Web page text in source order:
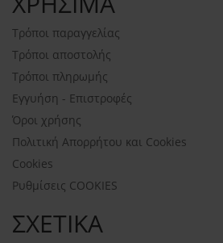
Τρόποι παραγγελίας
Τρόποι αποστολής
Τρόποι πληρωμής
Εγγυήση - Επιστροφές
Όροι χρήσης
Πολιτική Απορρήτου και Cookies
Cookies
Ρυθμίσεις COOKIES
ΣΧΕΤΙΚΑ